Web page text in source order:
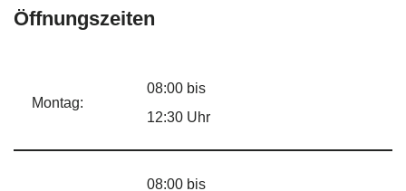
Öffnungszeiten
Montag:
08:00 bis
12:30 Uhr
08:00 bis